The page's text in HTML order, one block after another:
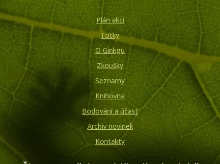
Plán akcí
Fotky
O Ginkgu
Zkoušky
Seznamy
Knihovna
Bodování a účast
Archiv novinek
Kontakty